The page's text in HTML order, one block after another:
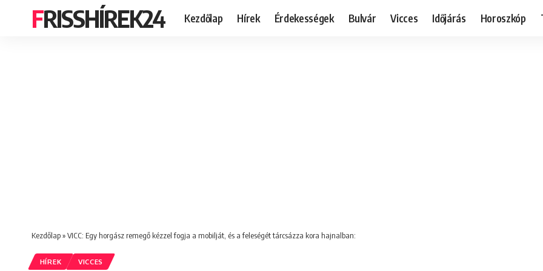
FRISSHÍREK24 Kezdőlap Hírek Érdekességek Bulvár Vicces Időjárás Horoszkóp
Kezdőlap»VICC: Egy horgász remegő kézzel fogja a mobilját, és a feleségét tárcsázza kora hajnalban:
HÍREK VICCES